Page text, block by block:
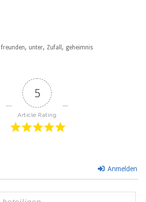
freunden, unter, Zufall , geheimnis
5
Article Rating
Anmelden